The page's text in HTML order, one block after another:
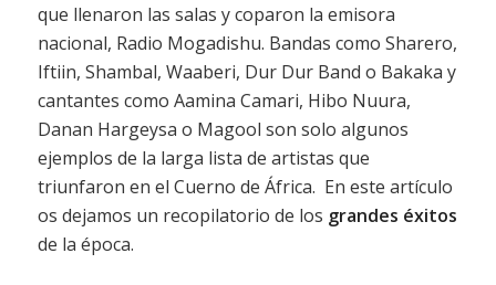
que llenaron las salas y coparon la emisora
nacional, Radio Mogadishu. Bandas como Sharero,
Iftiin, Shambal, Waaberi, Dur Dur Band o Bakaka y
cantantes como Aamina Camari, Hibo Nuura,
Danan Hargeysa o Magool son solo algunos
ejemplos de la larga lista de artistas que
triunfaron en el Cuerno de África. En este artículo
os dejamos un recopilatorio de los grandes éxitos
de la época.